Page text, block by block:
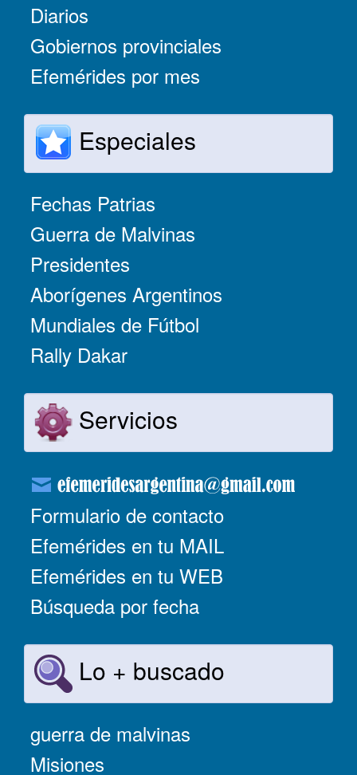
Diarios
Gobiernos provinciales
Efemérides por mes
Especiales
Fechas Patrias
Guerra de Malvinas
Presidentes
Aborígenes Argentinos
Mundiales de Fútbol
Rally Dakar
Servicios
Formulario de contacto
Efemérides en tu MAIL
Efemérides en tu WEB
Búsqueda por fecha
Lo + buscado
guerra de malvinas
Misiones